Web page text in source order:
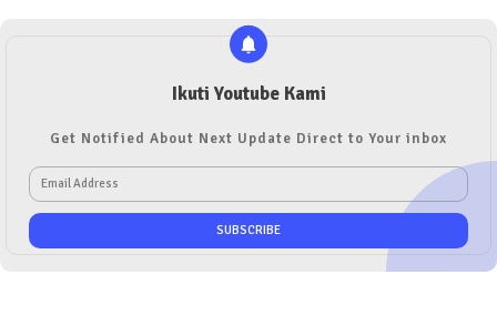
Ikuti Youtube Kami
Get Notified About Next Update Direct to Your inbox